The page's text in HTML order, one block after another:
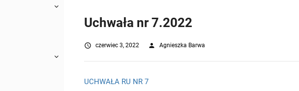
Uchwała nr 7.2022
access_time czerwiec 3, 2022 person Agnieszka Barwa
UCHWAŁA RU NR 7